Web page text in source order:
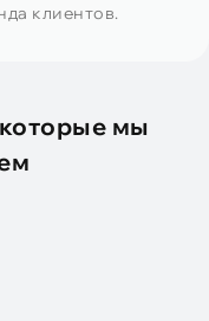
клиентов.
мы